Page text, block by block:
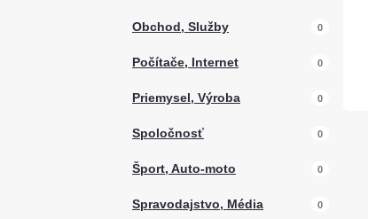
Obchod, Služby 0
Počítače, Internet 0
Priemysel, Výroba 0
Spoločnosť 0
Šport, Auto-moto 0
Spravodajstvo, Média 0